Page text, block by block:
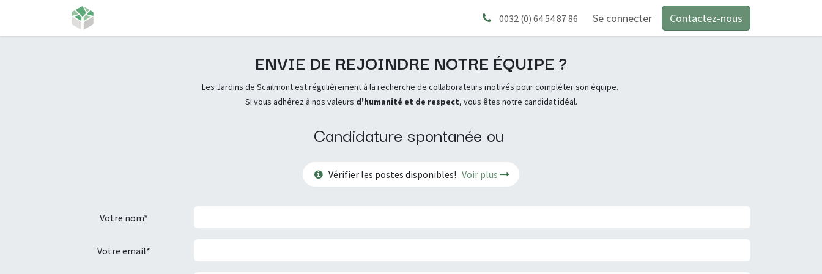
Se rendre au contenu
0032 (0) 64 54 87 86 Se connecter Contactez-nous
ENVIE DE REJOINDRE NOTRE ÉQUIPE ?
Les Jardins de Scailmont est régulièrement à la recherche de collaborateurs motivés pour compléter son équipe.
Si vous adhérez à nos valeurs d'humanité et de respect, vous êtes notre candidat idéal.
Candidature spontanée ou
Vérifier les postes disponibles!Voir plus
Votre nom*
Votre email*